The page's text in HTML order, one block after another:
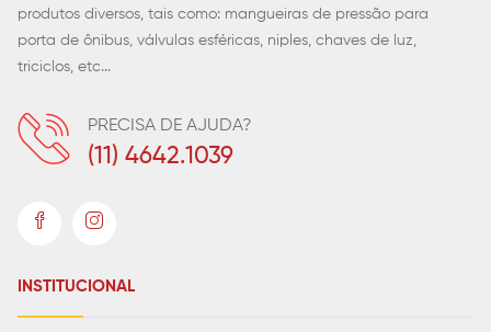
produtos diversos, tais como: mangueiras de pressão para
porta de ônibus, válvulas esféricas, niples, chaves de luz,
triciclos, etc...
PRECISA DE AJUDA?
(11) 4642.1039
INSTITUCIONAL